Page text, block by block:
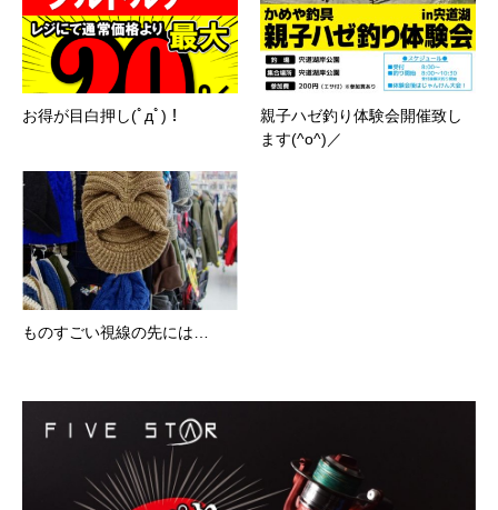
お得が目白押し(ﾟдﾟ)！
親子ハゼ釣り体験会開催致し
ます(^o^)／
ものすごい視線の先には…